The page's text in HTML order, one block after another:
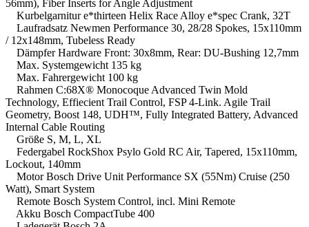
56mm), Fiber Inserts for Angle Adjustment
Kurbelgarnitur e*thirteen Helix Race Alloy e*spec Crank, 32T
Laufradsatz Newmen Performance 30, 28/28 Spokes, 15x110mm
/ 12x148mm, Tubeless Ready
Dämpfer Hardware Front: 30x8mm, Rear: DU-Bushing 12,7mm
Max. Systemgewicht 135 kg
Max. Fahrergewicht 100 kg
Rahmen C:68X® Monocoque Advanced Twin Mold
Technology, Effiecient Trail Control, FSP 4-Link. Agile Trail
Geometry, Boost 148, UDH™, Fully Integrated Battery, Advanced
Internal Cable Routing
Größe S, M, L, XL
Federgabel RockShox Psylo Gold RC Air, Tapered, 15x110mm,
Lockout, 140mm
Motor Bosch Drive Unit Performance SX (55Nm) Cruise (250
Watt), Smart System
Remote Bosch System Control, incl. Mini Remote
Akku Bosch CompactTube 400